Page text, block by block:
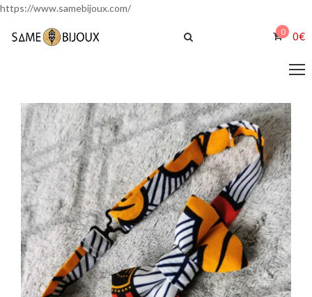
https://www.samebijoux.com/
0 0€